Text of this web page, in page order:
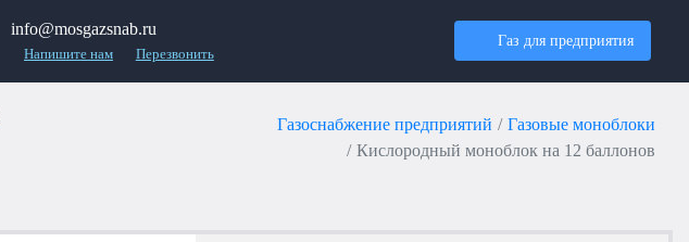
info@mosgazsnab.ru
Напишите нам Перезвонить
Газ для предприятия
Газоснабжение предприятий
Газовые моноблоки
Кислородный моноблок на 12 баллонов